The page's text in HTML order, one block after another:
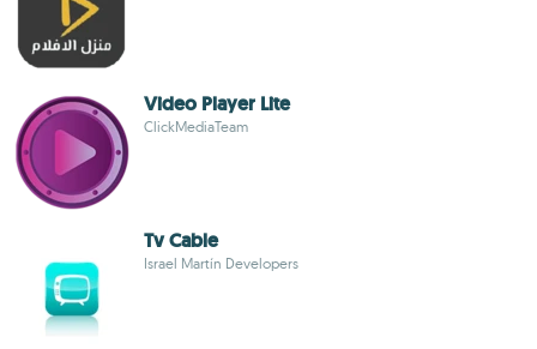
Video Player Lite
ClickMediaTeam
Tv Cable
Israel Martín Developers